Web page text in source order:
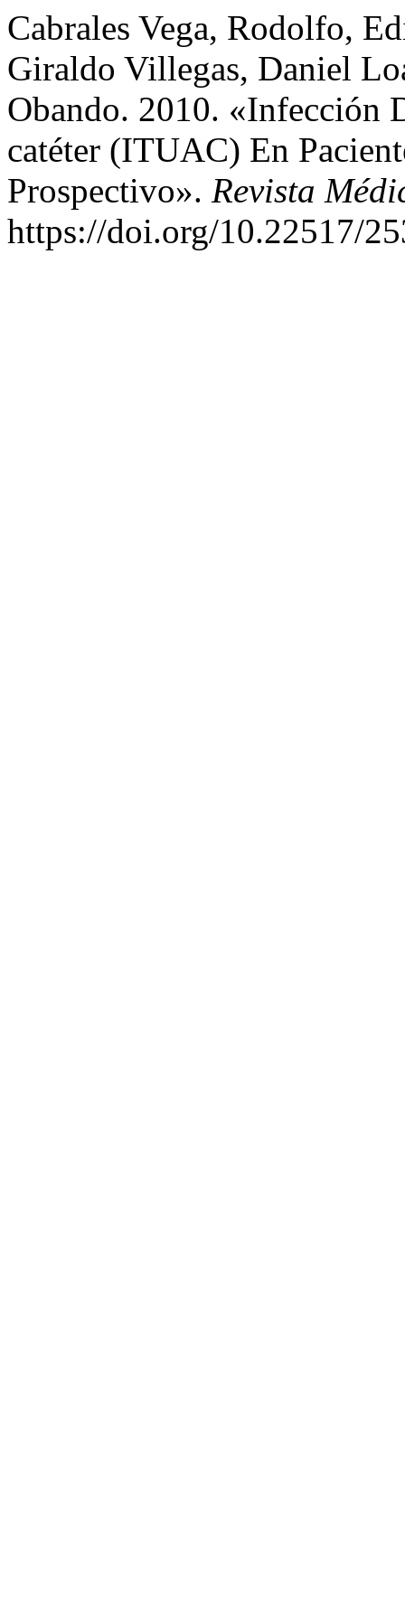
Cabrales Vega, Rodolfo,
Giraldo Villegas, Daniel
Obando. 2010. «Infección
catéter (ITUAC) En
Prospectivo». Revista
https://doi.org/10.22517/